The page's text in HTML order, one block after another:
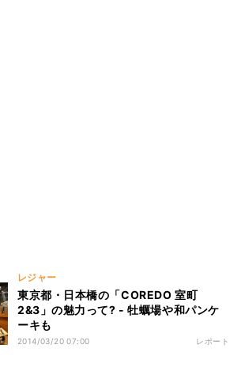
レジャー
東京都・日本橋の「COREDO 室町
2&3」の魅力って? - 牡蠣場や和パンケ
ーキも
2014/03/20 07:00 レポート